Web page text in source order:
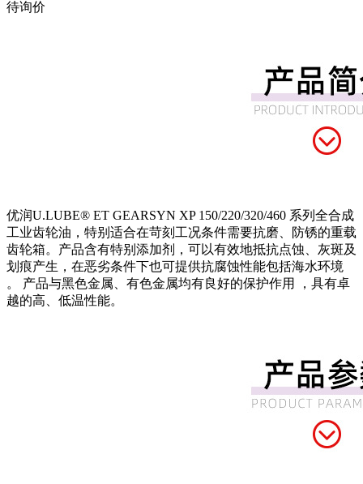
待询价
优润U.LUBE® ET GEARSYN XP 150/220/320/460 系列全合成
工业齿轮油，特别适合在苛刻工况条件需要抗磨、防锈的重载
齿轮箱。产品含有特别添加剂，可以有效地抵抗点蚀、灰斑及
划痕产生，在恶劣条件下也可提供抗腐蚀性能包括海水环境
。 产品与黑色金属、有色金属均有良好的保护作用 ，具有卓
越的高、低温性能。